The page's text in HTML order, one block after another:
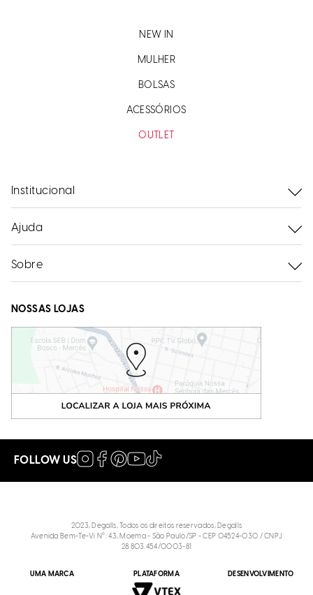
NEW IN
MULHER
BOLSAS
ACESSÓRIOS
OUTLET
Institucional
Ajuda
Sobre
NOSSAS LOJAS
FOLLOW US
2023, Degalls, Todos os direitos reservados, Degalls
Avenida Bem-Te-Vi N°: 43, Moema - São Paulo/SP - CEP 04524-030 / CNPJ
28.803.454/0003-81
UMA MARCA PLATAFORMA DESENVOLVIMENTO